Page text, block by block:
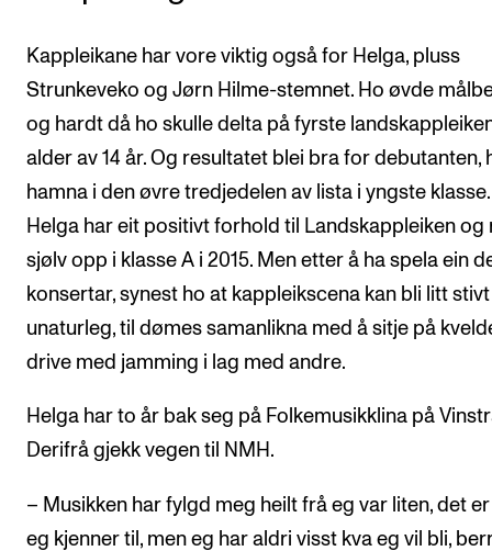
Kappleikane har vore viktig også for Helga, pluss
Strunkeveko og Jørn Hilme-stemnet. Ho øvde
og hardt då ho skulle delta på fyrste
alder av 14 år. Og resultatet blei bra for debutanten,
hamna i den øvre tredjedelen av lista i yngste klasse.
Helga har eit positivt forhold til Landskappleiken og
sjølv opp i klasse A i 2015. Men etter å ha spela ein
konsertar, synest ho at kappleikscena kan bli litt
unaturleg, til dømes samanlikna med å sitje på
drive med jamming i lag med andre.
Helga har to år bak seg på Folkemusikklina på
Derifrå gjekk vegen til NMH.
– Musikken har fylgd meg heilt frå eg var liten, det
eg kjenner til, men eg har aldri visst kva eg vil bli,